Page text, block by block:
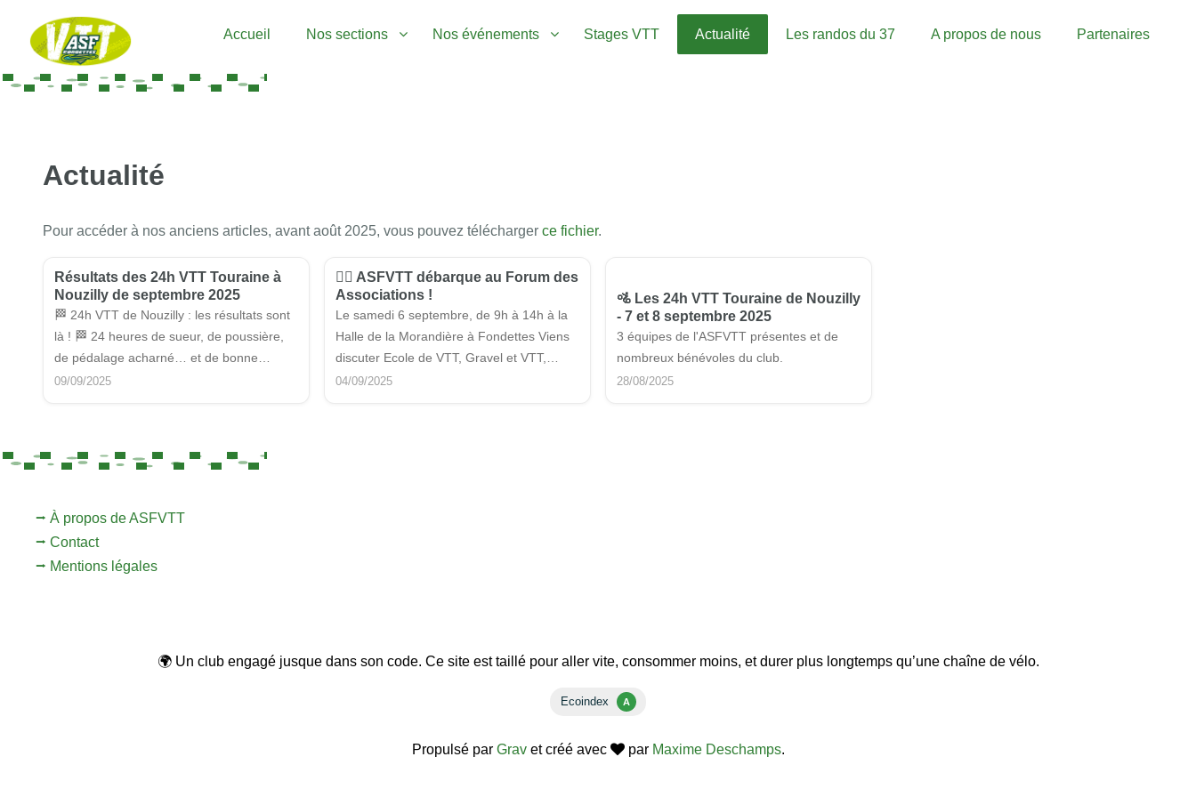
Accueil Nos sections Nos événements Stages VTT Actualité Les randos du 37 A propos de nous Partenaires
Actualité
Pour accéder à nos anciens articles, avant août 2025, vous pouvez télécharger ce fichier.
Résultats des 24h VTT Touraine à
Nouzilly de septembre 2025
🏁 24h VTT de Nouzilly : les résultats sont
là ! 🏁 24 heures de sueur, de poussière,
de pédalage acharné… et de bonne
humeur ! Plus de 50 équipes déchaînées
09/09/2025
🚴‍♀️ ASFVTT débarque au Forum des
Associations !
Le samedi 6 septembre, de 9h à 14h à la
Halle de la Morandière à Fondettes Viens
discuter Ecole de VTT, Gravel et VTT,
choper des infos et t’inscrire pour une
04/09/2025
🚵 Les 24h VTT Touraine de Nouzilly
- 7 et 8 septembre 2025
3 équipes de l'ASFVTT présentes et de
nombreux bénévoles du club.
28/08/2025
⭢ À propos de ASFVTT
⭢ Contact
⭢ Mentions légales
🌍 Un club engagé jusque dans son code. Ce site est taillé pour aller vite, consommer moins, et durer plus longtemps qu’une chaîne de vélo.
Propulsé par Gravet créé avec par Maxime Deschamps.